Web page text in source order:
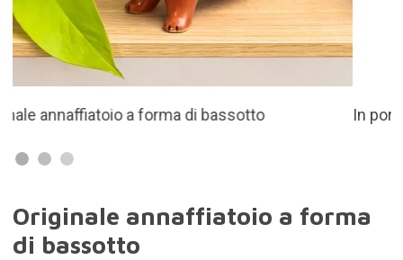
In porcellana
Originale annaffiatoio a forma
di bassotto